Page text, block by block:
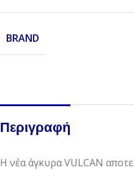
BRAND
Περιγραφή
Η νέα άγκυρα VULCAN